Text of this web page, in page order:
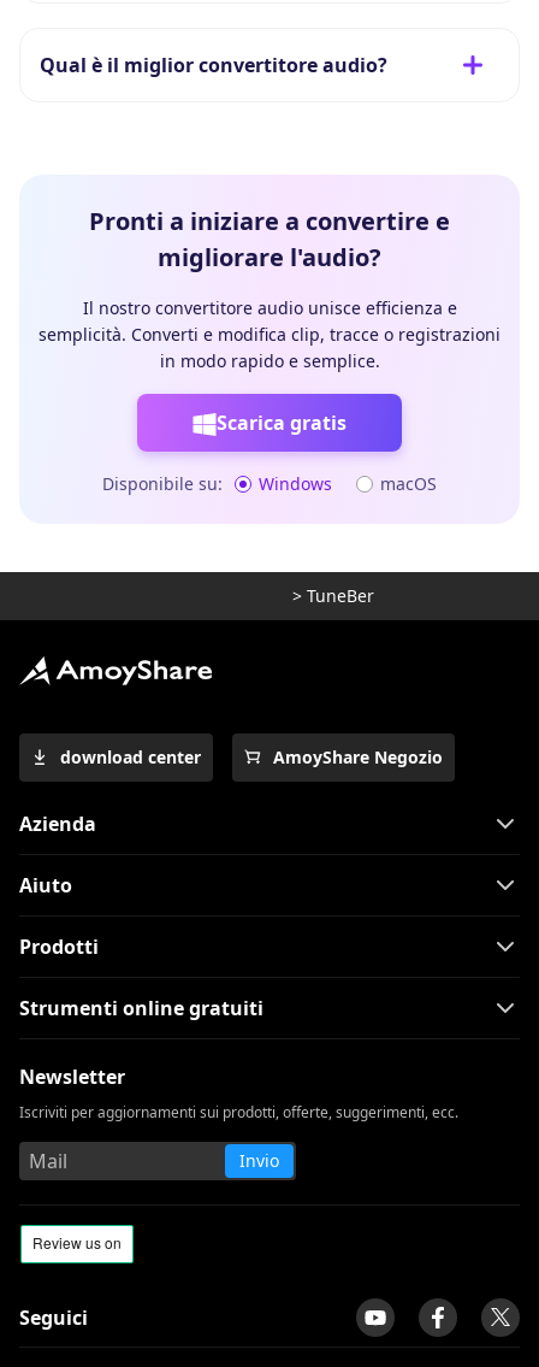
Qual è il miglior convertitore audio?
Pronti a iniziare a convertire e
migliorare l'audio?
Il nostro convertitore audio unisce efficienza e
semplicità. Converti e modifica clip, tracce o registrazioni
in modo rapido e semplice.
Scarica gratis
Disponibile su: Windows macOS
> TuneBer
download center AmoyShare Negozio
Azienda
Aiuto
Prodotti
Strumenti online gratuiti
Newsletter
Iscriviti per aggiornamenti sui prodotti, offerte, suggerimenti, ecc.
Invio
Seguici